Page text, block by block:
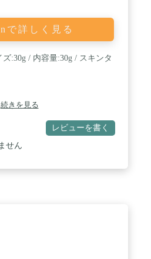
で詳しく見る
:30g / 内容量:30g / スキンタ
続きを見る
レビューを書く
せん